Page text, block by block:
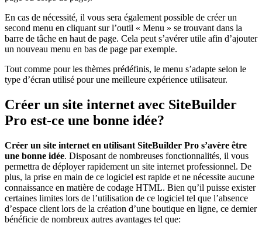
En cas de nécessité, il vous sera également possible de créer un
second menu en cliquant sur l’outil « Menu » se trouvant dans la
barre de tâche en haut de page. Cela peut s’avérer utile afin d’ajouter
un nouveau menu en bas de page par exemple.
Tout comme pour les thèmes prédéfinis, le menu s’adapte selon le
type d’écran utilisé pour une meilleure expérience utilisateur.
Créer un site internet avec SiteBuilder
Pro est-ce une bonne idée?
Créer un site internet en utilisant SiteBuilder Pro s’avère être
une bonne idée. Disposant de nombreuses fonctionnalités, il vous
permettra de déployer rapidement un site internet professionnel. De
plus, la prise en main de ce logiciel est rapide et ne nécessite aucune
connaissance en matière de codage HTML. Bien qu’il puisse exister
certaines limites lors de l’utilisation de ce logiciel tel que l’absence
d’espace client lors de la création d’une boutique en ligne, ce dernier
bénéficie de nombreux autres avantages tel que: